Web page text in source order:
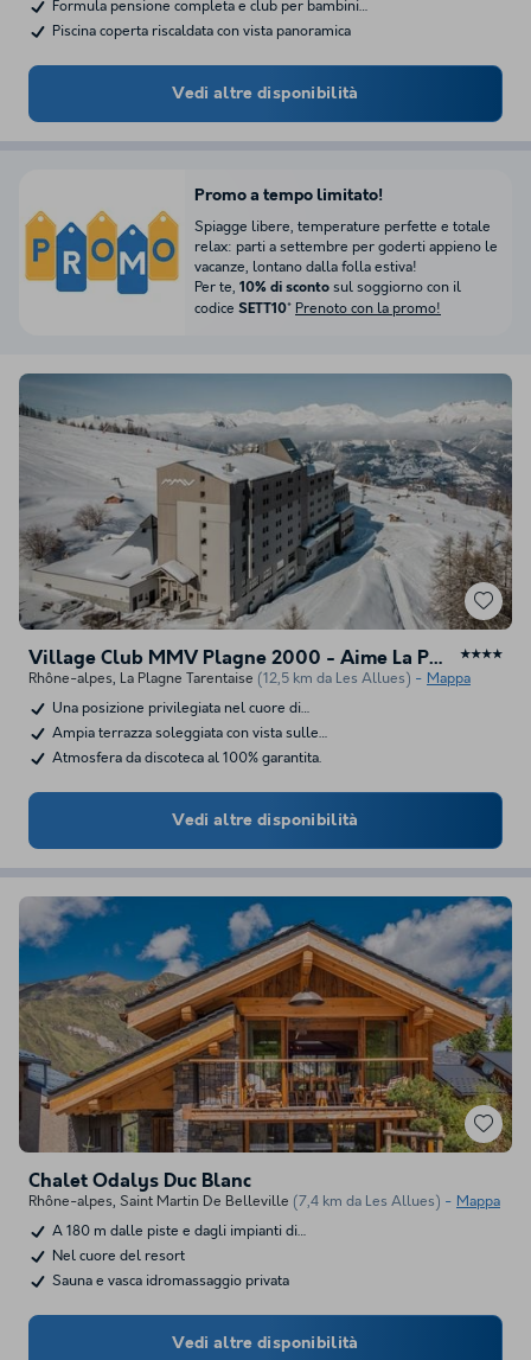
Formula pensione completa e club per bambini…
Piscina coperta riscaldata con vista panoramica
Vedi altre disponibilità
Village Club MMV Plagne 2000 - Aime La Plagne ★★★★
Rhône-alpes, La Plagne Tarentaise (12,5 km da Les Allues)
Mappa
Una posizione privilegiata nel cuore di…
Ampia terrazza soleggiata con vista sulle…
Atmosfera da discoteca al 100% garantita.
Vedi altre disponibilità
Chalet Odalys Duc Blanc
Rhône-alpes, Saint Martin De Belleville (7,4 km da Les Allues)
Mappa
A 180 m dalle piste e dagli impianti di…
Nel cuore del resort
Sauna e vasca idromassaggio privata
Vedi altre disponibilità
Promo a tempo limitato!
Spiagge libere, temperature perfette e totale
relax: parti a settembre per goderti appieno le
vacanze, lontano dalla folla estiva!
Per te, 10% di sconto sul soggiorno con il
codice SETT10* Prenoto con la promo!